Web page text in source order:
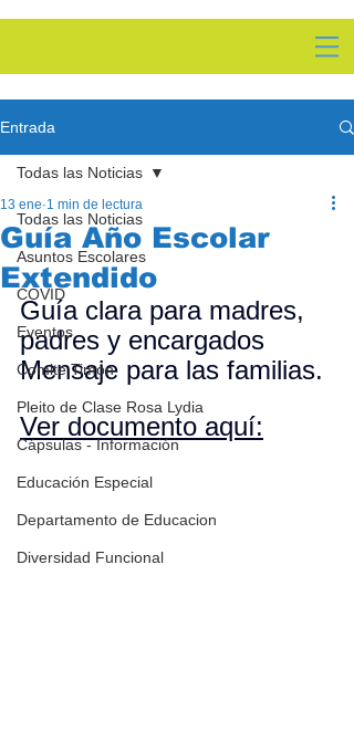
Entrada
Todas las Noticias
Asuntos Escolares
COVID
Eventos
Comite Timón
Pleito de Clase Rosa Lydia
Cápsulas - Información
Educación Especial
Departamento de Educacion
Diversidad Funcional
Todas las Noticias
Guía Año Escolar
Extendido
13 ene 1 min de lectura
Guía clara para madres,
padres y encargados
Mensaje para las familias.
Ver documento aquí: